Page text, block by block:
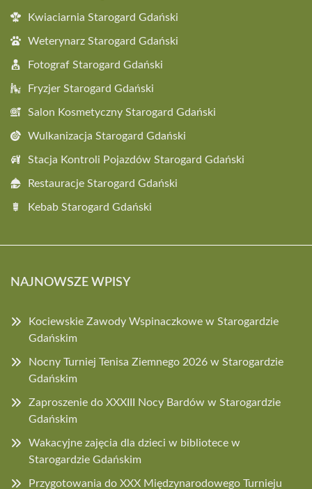
Kwiaciarnia Starogard Gdański
Weterynarz Starogard Gdański
Fotograf Starogard Gdański
Fryzjer Starogard Gdański
Salon Kosmetyczny Starogard Gdański
Wulkanizacja Starogard Gdański
Stacja Kontroli Pojazdów Starogard Gdański
Restauracje Starogard Gdański
Kebab Starogard Gdański
NAJNOWSZE WPISY
Kociewskie Zawody Wspinaczkowe w Starogardzie
Gdańskim
Nocny Turniej Tenisa Ziemnego 2026 w Starogardzie
Gdańskim
Zaproszenie do XXXIII Nocy Bardów w Starogardzie
Gdańskim
Wakacyjne zajęcia dla dzieci w bibliotece w
Starogardzie Gdańskim
Przygotowania do XXX Międzynarodowego Turnieju